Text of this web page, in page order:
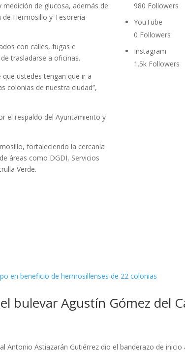
de glucosa, además de
de Hermosillo y Tesorería
con calles, fugas e
trasladarse a oficinas.
ustedes tengan que ir a
colonias de nuestra ciudad”,
el respaldo del Ayuntamiento y
fortaleciendo la cercanía
áreas como DGDI, Servicios
Verde.
980 Followers
YouTube
0 Followers
Instagram
1.5k Followers
bulevar Agustín Gómez del
Antonio Astiazarán Gutiérrez dio el banderazo de